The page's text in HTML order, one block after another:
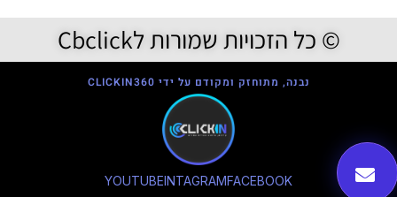
© כל הזכויות שמורות לCbclick
נבנה, מתוחזק ומקודם על ידי CLICKIN360
FACEBOOK
INTAGRAM
YOUTUBE